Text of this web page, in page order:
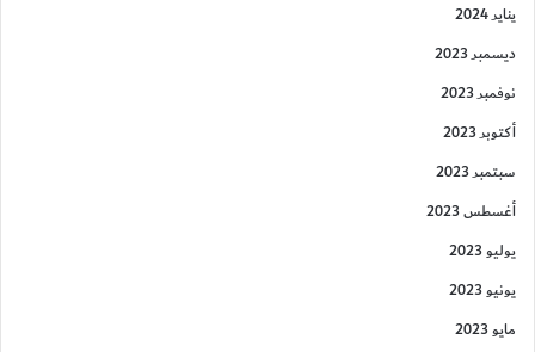
يناير 2024
ديسمبر 2023
نوفمبر 2023
أكتوبر 2023
سبتمبر 2023
أغسطس 2023
يوليو 2023
يونيو 2023
مايو 2023